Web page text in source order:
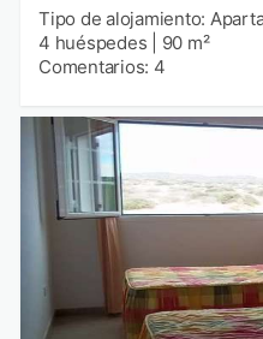
Tipo de alojamiento:
4 huéspedes
90 m²
Comentarios: 4